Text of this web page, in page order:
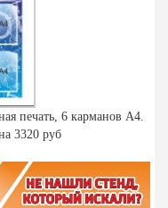
печать, 6 карманов А4.
3320 руб